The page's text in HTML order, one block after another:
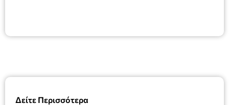
Δείτε Περισσότερα